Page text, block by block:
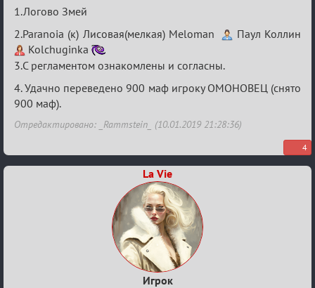
Re:
VIII
Кубок
сумеречных
разборок
1.Логово Змей
2.Paranoia (к) Лисовая(мелкая) Meloman
Паул Коллин
Kolchuginka
3.С регламентом ознакомлены и согласны.
4. Удачно переведено 900 маф игроку ОМОНОВЕЦ (снято
900 маф).
Отредактировано: _Rammstein_ (10.01.2019 21:28:36)
4
La Vie
Игрок